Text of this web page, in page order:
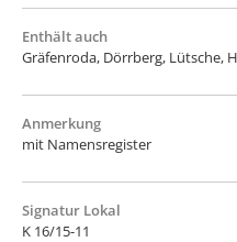
Enthält auch
Gräfenroda, Dörrberg, Lütsche,
Anmerkung
mit Namensregister
Signatur Lokal
K 16/15-11